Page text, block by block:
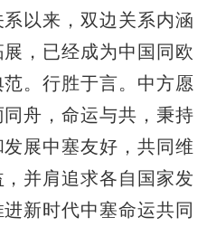
以来，双边关系内涵
，已经成为中国同欧
。行胜于言。中方愿
舟，命运与共，秉持
展中塞友好，共同维
并肩追求各自国家发
新时代中塞命运共同